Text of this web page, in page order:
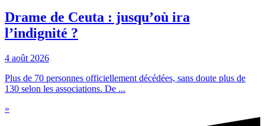
Drame de Ceuta : jusqu’où ira
l’indignité ?
4 août 2026
Plus de 70 personnes officiellement décédées, sans doute plus de
130 selon les associations. De ...
»